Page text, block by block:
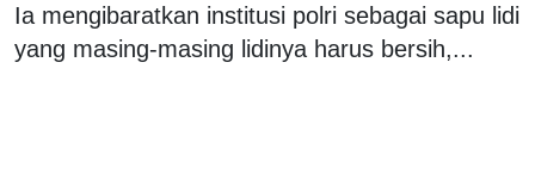
Ia mengibaratkan institusi polri sebagai sapu lidi
yang masing-masing lidinya harus bersih,...